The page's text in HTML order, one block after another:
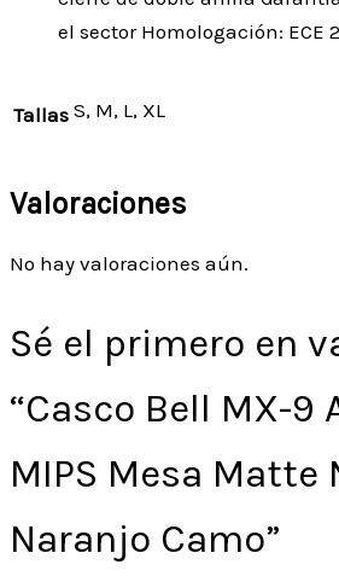
el sector Homologación: ECE
Tallas S, M, L, XL
Valoraciones
No hay valoraciones aún.
Sé el primero en
“Casco Bell MX-9
MIPS Mesa Matte
Naranjo Camo”